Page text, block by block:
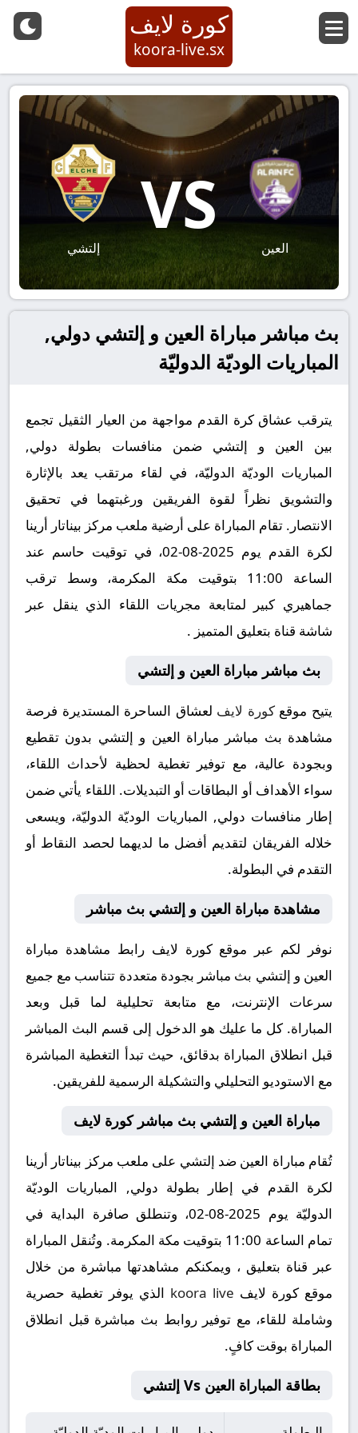
كورة لايف
koora-live.sx
العين
VS
إلتشي
بث مباشر مباراة العين و إلتشي دولي,
المباريات الوديّة الدوليّة
يترقب عشاق كرة القدم مواجهة من العيار الثقيل تجمع
بين العين و إلتشي ضمن منافسات بطولة دولي,
المباريات الوديّة الدوليّة، في لقاء مرتقب يعد بالإثارة
والتشويق نظراً لقوة الفريقين ورغبتهما في تحقيق
الانتصار. تقام المباراة على أرضية ملعب مركز بيناتار أرينا
لكرة القدم يوم 2025-08-02، في توقيت حاسم عند
الساعة 11:00 بتوقيت مكة المكرمة، وسط ترقب
جماهيري كبير لمتابعة مجريات اللقاء الذي ينقل عبر
شاشة قناة بتعليق المتميز .
بث مباشر مباراة العين و إلتشي
يتيح موقعكورة لايف لعشاق الساحرة المستديرة فرصة
مشاهدة بث مباشر مباراة العين و إلتشي بدون تقطيع
وبجودة عالية، مع توفير تغطية لحظية لأحداث اللقاء،
سواء الأهداف أو البطاقات أو التبديلات. اللقاء يأتي ضمن
إطار منافسات دولي, المباريات الوديّة الدوليّة، ويسعى
خلاله الفريقان لتقديم أفضل ما لديهما لحصد النقاط أو
التقدم في البطولة.
مشاهدة مباراة العين و إلتشي بث مباشر
نوفر لكم عبر موقع كورة لايف رابط مشاهدة مباراة
العين و إلتشي بث مباشر بجودة متعددة تتناسب مع جميع
سرعات الإنترنت، مع متابعة تحليلية لما قبل وبعد
المباراة. كل ما عليك هو الدخول إلى قسم البث المباشر
قبل انطلاق المباراة بدقائق، حيث تبدأ التغطية المباشرة
مع الاستوديو التحليلي والتشكيلة الرسمية للفريقين.
مباراة العين و إلتشي بث مباشر كورة لايف
تُقام مباراة العين ضد إلتشي على ملعب مركز بيناتار أرينا
لكرة القدم في إطار بطولة دولي, المباريات الوديّة
الدوليّة يوم 2025-08-02، وتنطلق صافرة البداية في
تمام الساعة 11:00 بتوقيت مكة المكرمة. وتُنقل المباراة
عبر قناة بتعليق ، ويمكنكم مشاهدتها مباشرة من خلال
موقع كورة لايف koora live الذي يوفر تغطية حصرية
وشاملة للقاء، مع توفير روابط بث مباشرة قبل انطلاق
المباراة بوقت كافٍ.
بطاقة المباراة العين Vs إلتشي